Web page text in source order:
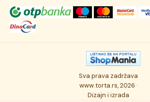
Torta klasici
Osmisli tortu
Ukusi torti
Dostava robe
Autorska prava
Politika privatnosti
Najčešće postavljana pitanja
Novosti
Posao
Kontakt
Sva prava zadržava
www.torta.rs, 2026 ·
Dizajn i izrada